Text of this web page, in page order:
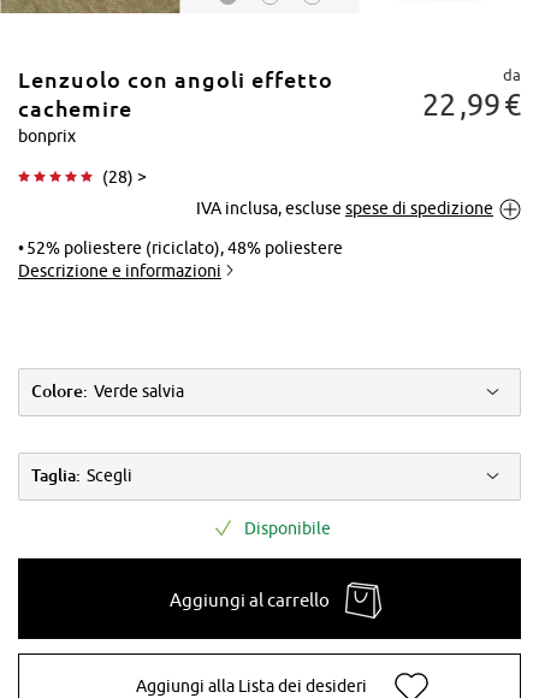
ingrandire
Lenzuolo con angoli effetto
cachemire
bonprix
(28) >
da
22 99€
IVA inclusa, escluse spese di spedizione
52% poliestere (riciclato), 48% poliestere
Descrizione e informazioni
Colore: Verde salvia
Taglia: Scegli
Disponibile
Aggiungi al carrello
Aggiungi alla Lista dei desideri